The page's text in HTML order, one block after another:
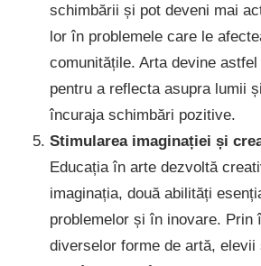
schimbării și pot deveni mai
lor în problemele care le
comunitățile. Arta devine
pentru a reflecta asupra lumii
încuraja schimbări pozitive.
Stimularea imaginației și
Educația în arte dezvoltă
imaginația, două abilități
problemelor și în inovare. Prin
diverselor forme de artă, elevii